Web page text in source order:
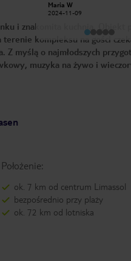
jest na
, obiadokolacje skromny
, plaża kamienista i wejście do morza
wietrze trudno utrzymać się na
platformie, raczej polecam
Aya Napa -
Maria W
2024-11-09
i znakomita kuchnia. Obiekt
kompleksu na gości
Z myślą o najmłodszych
muzyka na żywo i
Położenie:
ok. 7 km od centrum Limassol
bezpośrednio przy plaży
ok. 72 km od lotniska